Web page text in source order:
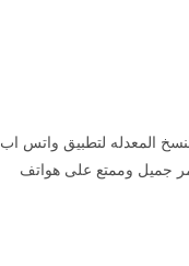
المعدله لتطبيق واتس اب
جميل وممتع على ھواتف